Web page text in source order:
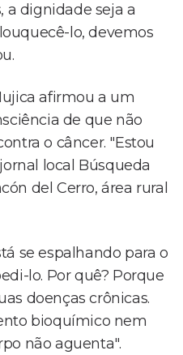
a dignidade seja a
lo, devemos
afirmou a um
de que não
o câncer. "Estou
local Búsqueda
del Cerro, área rural
se espalhando para o
lo. Por quê? Porque
doenças crônicas.
bioquímico nem
não aguenta".